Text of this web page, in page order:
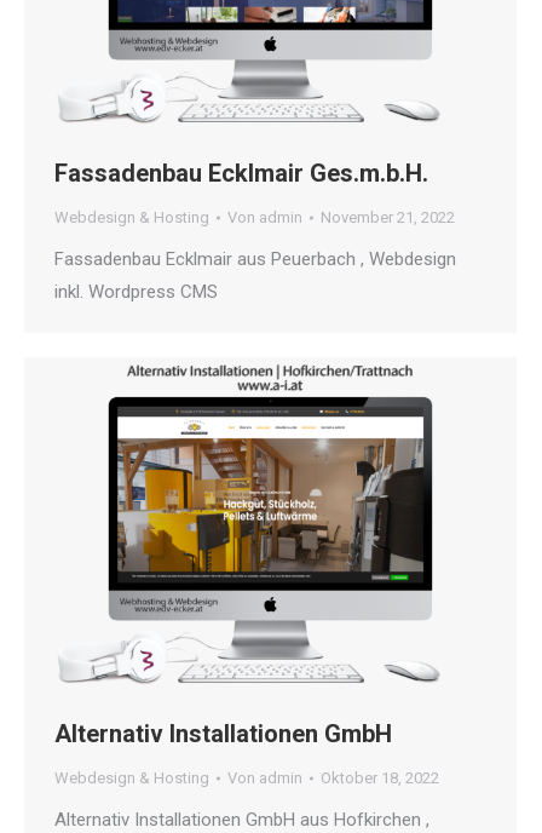
Fassadenbau Ecklmair Ges.m.b.H.
Webdesign & Hosting Von admin November 21, 2022
Fassadenbau Ecklmair aus Peuerbach , Webdesign
inkl. Wordpress CMS
Alternativ Installationen GmbH
Webdesign & Hosting Von admin Oktober 18, 2022
Alternativ Installationen GmbH aus Hofkirchen ,